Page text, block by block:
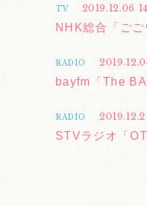
TV
2019.12.06
NHK総合「ごご
RADIO
bayfm「The
RADIO
STVラジオ「